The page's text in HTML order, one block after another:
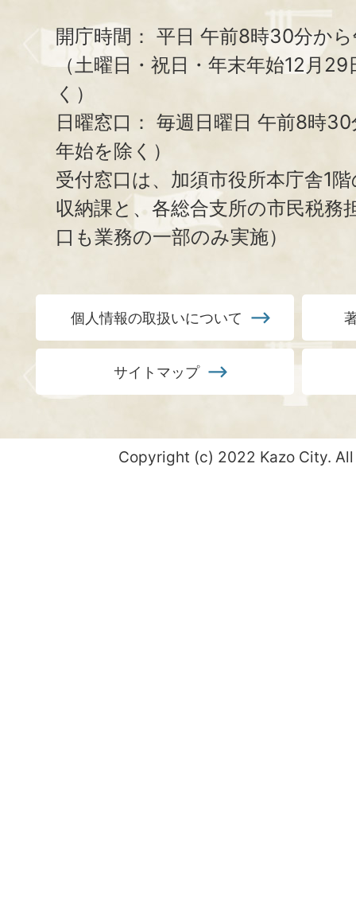
開庁時間： 平日 午前8時30分か
（土曜日・祝日・年末年始12月
く）
日曜窓口： 毎週日曜日 午前8時
年始を除く）
受付窓口は、加須市役所本庁舎1
収納課と、 各総合支所の市民税務
口も業務の一部のみ実施）
個人情報の取扱いについて
サイトマップ
Copyright (c) 2022 Kazo City.